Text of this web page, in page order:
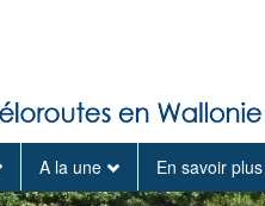
A la une En savoir plus